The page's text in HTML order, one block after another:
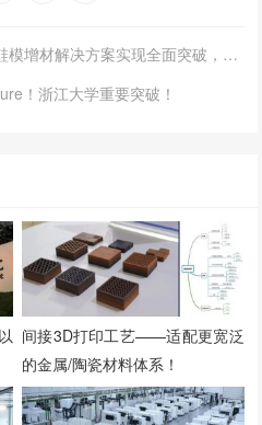
上一篇：1000万双！华曙高科鞋模增材解决方案实现全面突破，量产成品鞋超千万双
！浙江大学重要突破！
间接3D打印工艺——适配更宽泛
的金属/陶瓷材料体系！